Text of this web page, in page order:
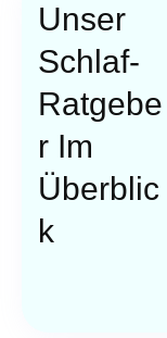
Unser
Schlaf-
Ratgebe
R Im
Überblic
K